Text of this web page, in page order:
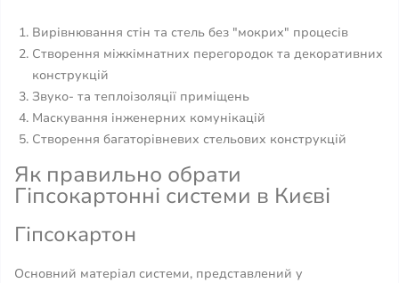
Вирівнювання стін та стель без "мокрих" процесів
Створення міжкімнатних перегородок та декоративних
конструкцій
Звуко- та теплоізоляції приміщень
Маскування інженерних комунікацій
Створення багаторівневих стельових конструкцій
Як правильно обрати
Гіпсокартонні системи в Києві
Гіпсокартон
Основний матеріал системи, представлений у